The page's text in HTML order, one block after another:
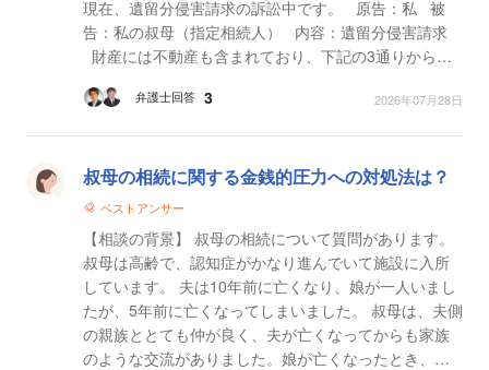
現在、遺留分侵害請求の訴訟中です。 原告：私 被
告：私の叔母（指定相続人） 内容：遺留分侵害請求
財産には不動産も含まれており、下記の3通りからど
弁護士回答 3 2026年07月28日
叔母の相続に関する金銭的圧力への対処法は？
ベストアンサー
【相談の背景】 叔母の相続について質問があります。
叔母は高齢で、認知症がかなり進んでいて施設に入所
しています。 夫は10年前に亡くなり、娘が一人いまし
たが、5年前に亡くなってしまいました。 叔母は、夫側
の親族ととても仲が良く、夫が亡くなってからも家族
のような交流がありました。娘が亡くなったとき、認